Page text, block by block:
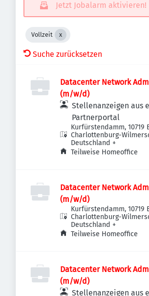
Jetzt Jobalarm aktivieren!
Vollzeit
Suche zurücksetzen
Datacenter Network
(m/w/d)
Stellenanzeigen aus
Partnerportal
Kurfürstendamm, 10719
Charlottenburg-
Deutschland +
Teilweise Homeoffice
Datacenter Network
(m/w/d)
Kurfürstendamm, 10719
Charlottenburg-
Deutschland +
Teilweise Homeoffice
Datacenter Network
(m/w/d)
Stellenanzeigen aus